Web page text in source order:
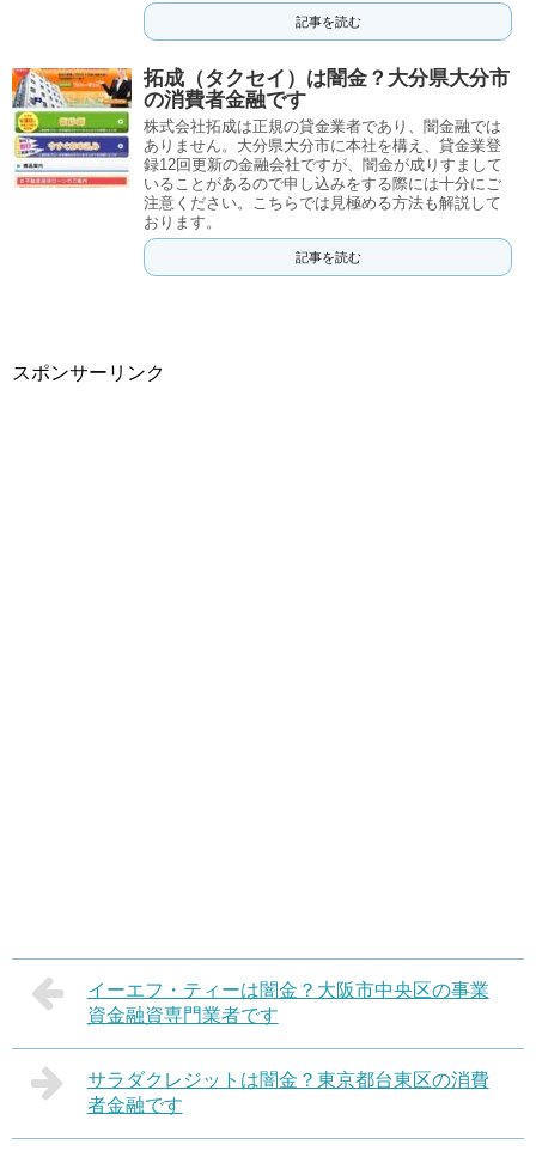
記事を読む
拓成（タクセイ）は闇金？大分県大分市
の消費者金融です
株式会社拓成は正規の貸金業者であり、闇金融では
ありません。大分県大分市に本社を構え、貸金業登
録12回更新の金融会社ですが、闇金が成りすまして
いることがあるので申し込みをする際には十分にご
注意ください。こちらでは見極める方法も解説して
おります。
記事を読む
スポンサーリンク
イーエフ・ティーは闇金？大阪市中央区の事業
資金融資専門業者です
サラダクレジットは闇金？東京都台東区の消費
者金融です